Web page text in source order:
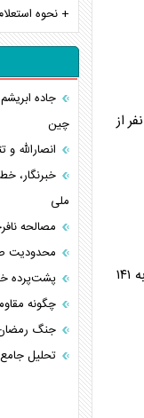
از دیروز تا امروز ۱۳ خردادماه ۱۴۰۱ و بر اساس معیارهای قطعی تشخیصی، ۱۷۱ بیمار جدید مبتلا به کووید۱۹ در کشور شناسایی شدند و ۱۷ نفر از
متاسفانه در طول ۲۴ ساعت گذشته، ۳ بیمار مبتلا به کووید۱۹ در کشور جان خود را از دست دادند و مجموع جان باختگان این بیماری، به ۱۴۱
+ نحوه
جاده
چین
انصارالله
خبرنگار،
ملی
مصالحه
محدودیت
پشت‌پرده
چگونه
جنگ
تحلیل